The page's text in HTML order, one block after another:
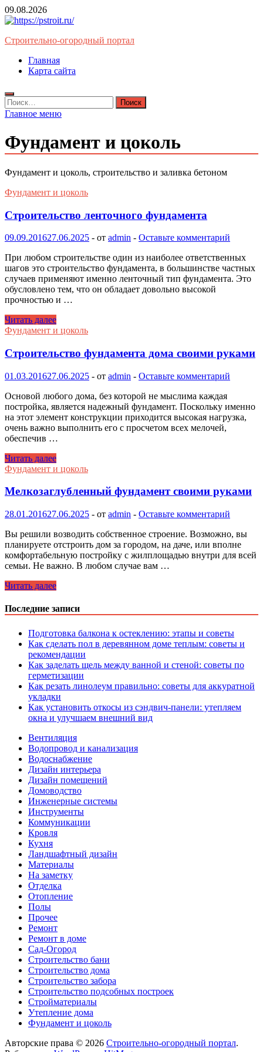
Перейти
к
09.08.2026
Строительно-огородный портал
Главная
Карта сайта
Найти:
Главное меню
Фундамент и цоколь
Фундамент и цоколь, строительство и заливка бетоном
Фундамент и цоколь
Строительство ленточного фундамента
09.09.201627.06.2025 - от admin - Оставьте комментарий
При любом строительстве один из наиболее ответственных
шагов это строительство фундамента, в большинстве частных
случаев применяют именно ленточный тип фундамента. Это
обусловлено тем, что он обладает довольно высокой
прочностью и …
Строительство
ленточного
Читать далее
Фундамент и цоколь
Строительство фундамента дома своими руками
01.03.201627.06.2025 - от admin - Оставьте комментарий
Основой любого дома, без которой не мыслима каждая
постройка, является надежный фундамент. Поскольку именно
на этот элемент конструкции приходится высокая нагрузка,
очень важно выполнить его с просчетом всех мелочей,
обеспечив …
Строительство
фундамента
своими
Читать далее
Фундамент и цоколь
Мелкозаглубленный фундамент своими руками
28.01.201627.06.2025 - от admin - Оставьте комментарий
Вы решили возводить собственное строение. Возможно, вы
планируете отстроить дом за городом, на даче, или вполне
комфортабельную постройку с жилплощадью внутри для всей
семьи. Не важно. В любом случае вам …
Мелкозаглубленный
своими
руками
Читать далее
Последние записи
Подготовка балкона к остеклению: этапы и советы
Как сделать пол в деревянном доме теплым: советы и
рекомендации
Как заделать щель между ванной и стеной: советы по
герметизации
Как резать линолеум правильно: советы для аккуратной
укладки
Как установить откосы из сэндвич-панели: утепляем
окна и улучшаем внешний вид
Вентиляция
Водопровод и канализация
Водоснабжение
Дизайн интерьера
Дизайн помещений
Домоводство
Инженерные системы
Инструменты
Коммуникации
Кровля
Кухня
Ландшафтный дизайн
Материалы
На заметку
Отделка
Отопление
Полы
Прочее
Ремонт
Ремонт в доме
Сад-Огород
Строительство бани
Строительство дома
Строительство забора
Строительство подсобных построек
Стройматериалы
Утепление дома
Фундамент и цоколь
Авторские права © 2026 Строительно-огородный портал.